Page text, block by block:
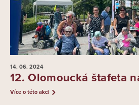
14. 06. 2024
12. Olomoucká štafeta
Více o této akci